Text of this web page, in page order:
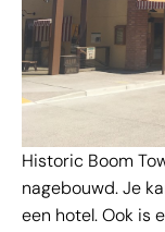
Historic Boom
nagebouwd. Je
een hotel. Ook is